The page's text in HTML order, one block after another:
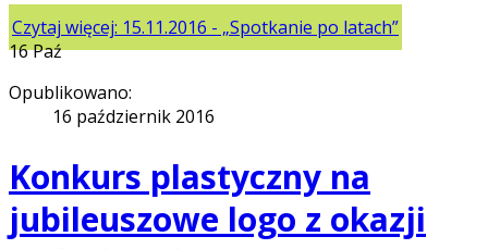
Czytaj więcej: 15.11.2016 - „Spotkanie po latach”
16Paź
Opublikowano:
16 październik 2016
Konkurs plastyczny na
jubileuszowe logo z okazji